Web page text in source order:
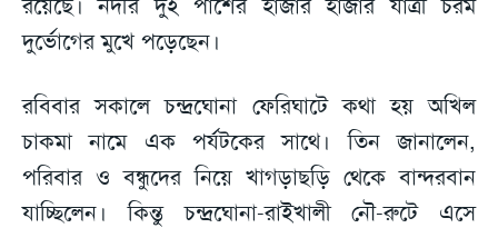
দুর্ভোগের মুখে পড়েছেন।
রবিবার সকালে চন্দ্রঘোনা ফেরিঘাটে কথা হয় অখিল
চাকমা নামে এক পর্যটকের সাথে। তিন জানালেন,
পরিবার ও বন্ধুদের নিয়ে খাগড়াছড়ি থেকে বান্দরবান
যাচ্ছিলেন। কিন্তু চন্দ্রঘোনা-রাইখালী নৌ-রুটে এসে